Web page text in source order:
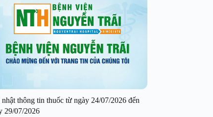
nhật thông tin thuốc từ ngày 24/07/2026 đến
29/07/2026